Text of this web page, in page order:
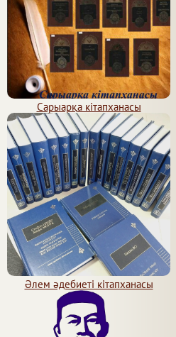
Сарыарқа кітапханасы
Әлем әдебиеті кітапханасы